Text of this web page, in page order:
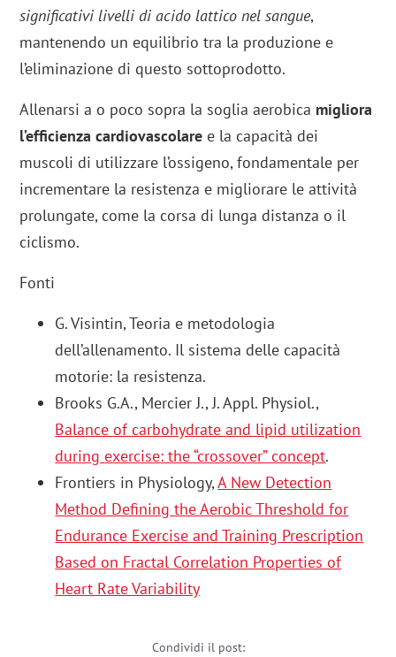
significativi livelli di acido lattico nel sangue,
mantenendo un equilibrio tra la produzione e
l’eliminazione di questo sottoprodotto.
Allenarsi a o poco sopra la soglia aerobica migliora
l’efficienza cardiovascolare e la capacità dei
muscoli di utilizzare l’ossigeno, fondamentale per
incrementare la resistenza e migliorare le attività
prolungate, come la corsa di lunga distanza o il
ciclismo.
Fonti
G. Visintin, Teoria e metodologia
dell’allenamento. Il sistema delle capacità
motorie: la resistenza.
Brooks G.A., Mercier J., J. Appl. Physiol.,
Balance of carbohydrate and lipid utilization
duringexercise: the “crossover” concept.
Frontiers in Physiology,A New Detection
Method Defining the Aerobic Threshold for
Endurance Exercise and Training Prescription
Based on Fractal Correlation Properties of
Heart Rate Variability
Condividi il post: